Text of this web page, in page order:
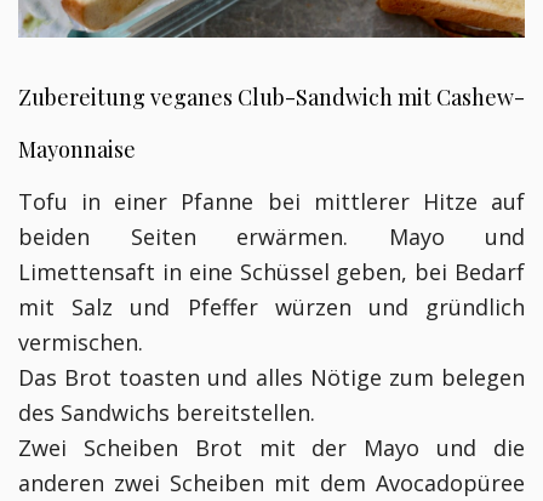
Zubereitung veganes Club-Sandwich mit Cashew-
Mayonnaise
Tofu in einer Pfanne bei mittlerer Hitze auf
beiden Seiten erwärmen. Mayo und
Limettensaft in eine Schüssel geben, bei Bedarf
mit Salz und Pfeffer würzen und gründlich
vermischen.
Das Brot toasten und alles Nötige zum belegen
des Sandwichs bereitstellen.
Zwei Scheiben Brot mit der Mayo und die
anderen zwei Scheiben mit dem Avocadopüree